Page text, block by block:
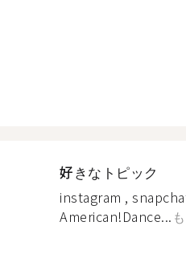
好きなトピック
instagram ,
American!Dance...